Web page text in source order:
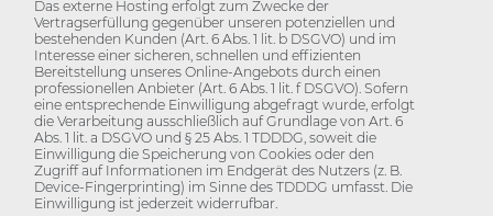
Das externe Hosting erfolgt zum Zwecke der
Vertragserfüllung gegenüber unseren potenziellen und
bestehenden Kunden (Art. 6 Abs. 1 lit. b DSGVO) und im
Interesse einer sicheren, schnellen und effizienten
Bereitstellung unseres Online-Angebots durch einen
professionellen Anbieter (Art. 6 Abs. 1 lit. f DSGVO). Sofern
eine entsprechende Einwilligung abgefragt wurde, erfolgt
die Verarbeitung ausschließlich auf Grundlage von Art. 6
Abs. 1 lit. a DSGVO und § 25 Abs. 1 TDDDG, soweit die
Einwilligung die Speicherung von Cookies oder den
Zugriff auf Informationen im Endgerät des Nutzers (z. B.
Device-Fingerprinting) im Sinne des TDDDG umfasst. Die
Einwilligung ist jederzeit widerrufbar.